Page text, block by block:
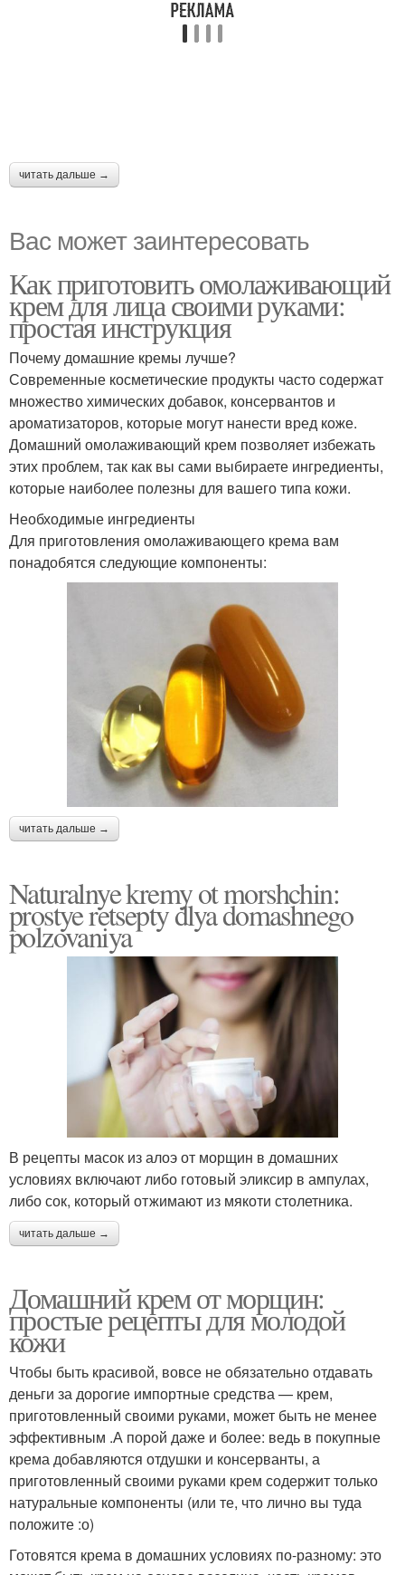
читать дальше →
Вас может заинтересовать
Как приготовить омолаживающий
крем для лица своими руками:
простая инструкция
Почему домашние кремы лучше?
Современные косметические продукты часто содержат
множество химических добавок, консервантов и
ароматизаторов, которые могут нанести вред коже.
Домашний омолаживающий крем позволяет избежать
этих проблем, так как вы сами выбираете ингредиенты,
которые наиболее полезны для вашего типа кожи.
Необходимые ингредиенты
Для приготовления омолаживающего крема вам
понадобятся следующие компоненты:
читать дальше →
Naturalnye kremy ot morshchin:
prostye retsepty dlya domashnego
polzovaniya
В рецепты масок из алоэ от морщин в домашних
условиях включают либо готовый эликсир в ампулах,
либо сок, который отжимают из мякоти столетника.
читать дальше →
Домашний крем от морщин:
простые рецепты для молодой
кожи
Чтобы быть красивой, вовсе не обязательно отдавать
деньги за дорогие импортные средства — крем,
приготовленный своими руками, может быть не менее
эффективным .А порой даже и более: ведь в покупные
крема добавляются отдушки и консерванты, а
приготовленный своими руками крем содержит только
натуральные компоненты (или те, что лично вы туда
положите :о)
Готовятся крема в домашних условиях по-разному: это